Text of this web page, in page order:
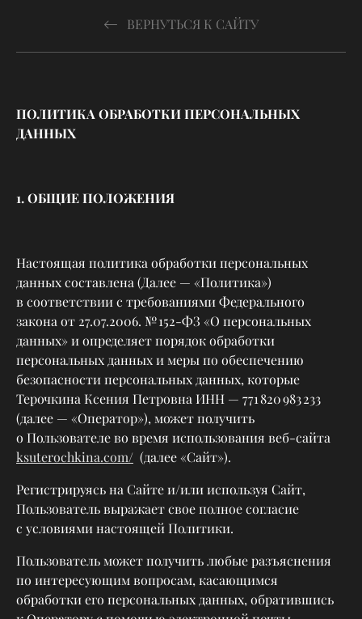
ВЕРНУТЬСЯ К САЙТУ
ПОЛИТИКА ОБРАБОТКИ ПЕРСОНАЛЬНЫХ
ДАННЫХ
1. ОБЩИЕ ПОЛОЖЕНИЯ
Настоящая политика обработки персональных
данных составлена (Далее — «Политика»)
в соответствии с требованиями Федерального
закона от 27.07.2006. № 152-ФЗ «О персональных
данных» и определяет порядок обработки
персональных данных и меры по обеспечению
безопасности персональных данных, которые
Терочкина Ксения Петровна ИНН — 771 820 983 233
(далее — «Оператор»), может получить
о Пользователе во время использования веб-сайта
ksuterochkina.com/ (далее «Сайт»).
Регистрируясь на Сайте и/или используя Сайт,
Пользователь выражает свое полное согласие
с условиями настоящей Политики.
Пользователь может получить любые разъяснения
по интересующим вопросам, касающимся
обработки его персональных данных, обратившись